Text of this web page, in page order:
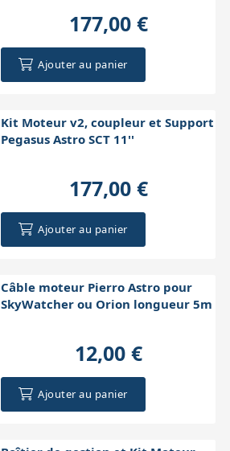
177,00 €
Ajouter au panier
Kit Moteur v2, coupleur et Support
Pegasus Astro SCT 11''
177,00 €
Ajouter au panier
Câble moteur Pierro Astro pour
SkyWatcher ou Orion longueur 5m
12,00 €
Ajouter au panier